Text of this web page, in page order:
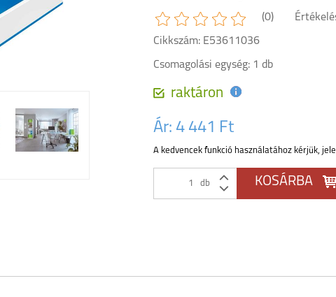
(0)
Cikkszám: E53611036
Csomagolási egység: 1 db
raktáron
Ár: 4 441 Ft
A kedvencek funkció használatához kérjük,
db